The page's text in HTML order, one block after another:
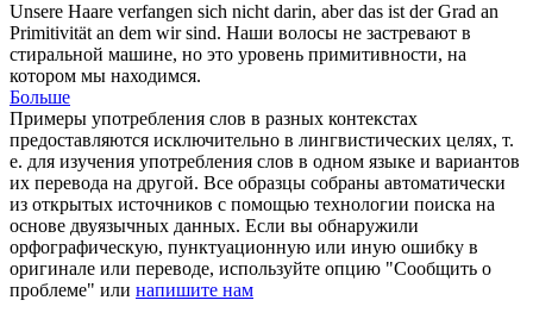
Unsere Haare verfangen sich nicht darin, aber das ist der Grad an
Primitivität an dem wir sind. Наши волосы не застревают в
стиральной машине, но это уровень примитивности, на
котором мы находимся.
Больше
Примеры употребления слов в разных контекстах
предоставляются исключительно в лингвистических целях, т.
е. для изучения употребления слов в одном языке и вариантов
их перевода на другой. Все образцы собраны автоматически
из открытых источников с помощью технологии поиска на
основе двуязычных данных. Если вы обнаружили
орфографическую, пунктуационную или иную ошибку в
оригинале или переводе, используйте опцию "Сообщить о
проблеме" или напишите нам